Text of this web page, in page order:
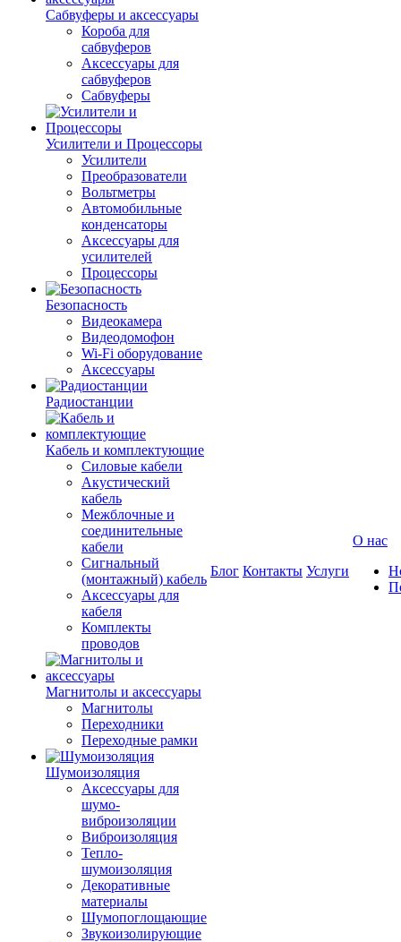
Сабвуферы и аксессуары
Короба для
сабвуферов
Аксессуары для
сабвуферов
Сабвуферы
Усилители и Процессоры
Усилители
Преобразователи
Вольтметры
Автомобильные
конденсаторы
Аксессуары для
усилителей
Процессоры
Безопасность
Видеокамера
Видеодомофон
Wi-Fi оборудование
Аксессуары
Радиостанции
Кабель и комплектующие
Силовые кабели
Акустический
кабель
Межблочные и
соединительные
кабели
Сигнальный
(монтажный) кабель
Аксессуары для
кабеля
Комплекты
проводов
Магнитолы и аксессуары
Магнитолы
Переходники
Переходные рамки
Шумоизоляция
Аксессуары для
шумо-
виброизоляции
Виброизоляция
Тепло-
шумоизоляция
Декоративные
материалы
Шумопоглощающие
Звукоизолирующие
Блог Контакты Услуги
О нас